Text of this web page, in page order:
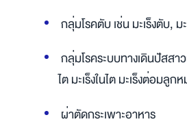
กลุ่มโรคตับเช่น มะเร็งตับ,
กลุ่มโรคระบบทางเดินปัสสา
ไตมะเร็งในไต มะเร็งต่อมลูก
ผ่าตัดกระเพาะอาหาร